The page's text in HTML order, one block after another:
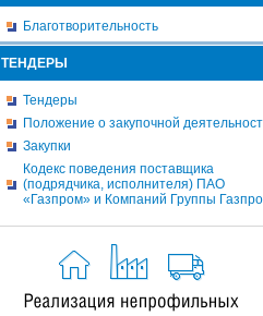
Благотворительность
ТЕНДЕРЫ
Тендеры
Положение о закупочной
Закупки
Кодекс поведения поставщика
(подрядчика, исполнителя) ПАО
«Газпром» и Компаний Группы